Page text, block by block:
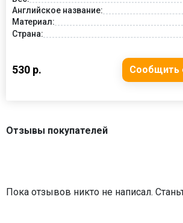
Английское название:
Материал:
Страна:
530 р. Сообщить
Отзывы покупателей
Пока отзывов никто не написал.